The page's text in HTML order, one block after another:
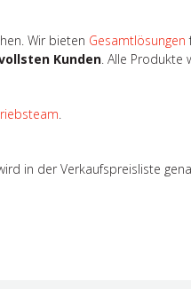
Wir bieten Gesamtlösungen
Kunden. Alle Produkte
.
in der Verkaufspreisliste